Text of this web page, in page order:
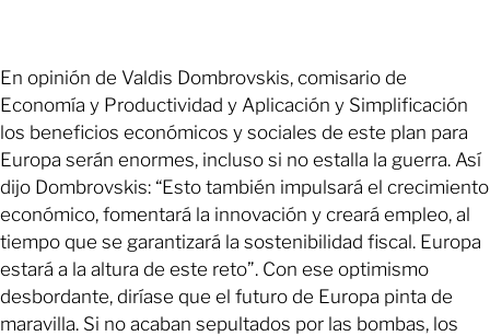
En opinión de Valdis Dombrovskis, comisario de
Economía y Productividad y Aplicación y Simplificación
los beneficios económicos y sociales de este plan para
Europa serán enormes, incluso si no estalla la guerra. Así
dijo Dombrovskis: “Esto también impulsará el crecimiento
económico, fomentará la innovación y creará empleo, al
tiempo que se garantizará la sostenibilidad fiscal. Europa
estará a la altura de este reto”. Con ese optimismo
desbordante, diríase que el futuro de Europa pinta de
maravilla. Si no acaban sepultados por las bombas, los